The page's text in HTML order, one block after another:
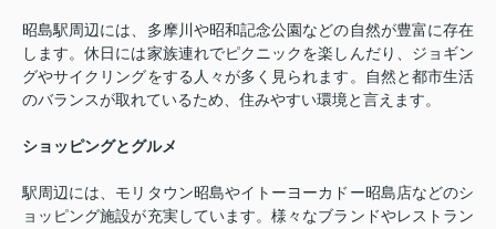
昭島駅周辺には、多摩川や昭和記念公園などの自然が豊富に存在
します。休日には家族連れでピクニックを楽しんだり、ジョギン
グやサイクリングをする人々が多く見られます。自然と都市生活
のバランスが取れているため、住みやすい環境と言えます。
ショッピングとグルメ
駅周辺には、モリタウン昭島やイトーヨーカドー昭島店などのシ
ョッピング施設が充実しています。様々なブランドやレストラン